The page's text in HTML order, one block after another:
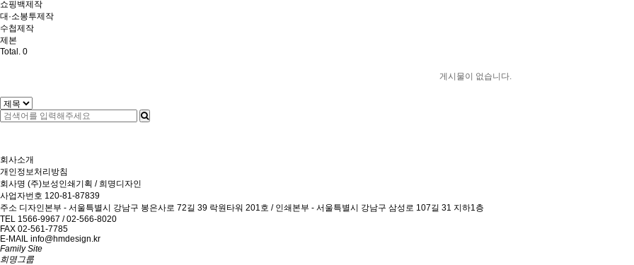
쇼핑백제작
대·소봉투제작
수첩제작
제본
Total. 0
게시물이 없습니다.
회사소개
개인정보처리방침
회사명 (주)보성인쇄기획 / 희명디자인
사업자번호 120-81-87839
주소 디자인본부 - 서울특별시 강남구 봉은사로 72길 39 락원타워 201호 / 인쇄본부 - 서울특별시 강남구 삼성로 107길 31 지하1층
TEL 1566-9967 / 02-566-8020
FAX 02-561-7785
E-MAIL info@hmdesign.kr
Family Site
희명그룹